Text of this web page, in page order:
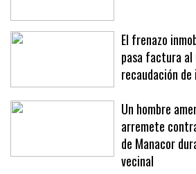
El frenazo
pasa factura al
recaudación
Un hombre
arremete
de Manacor
vecinal